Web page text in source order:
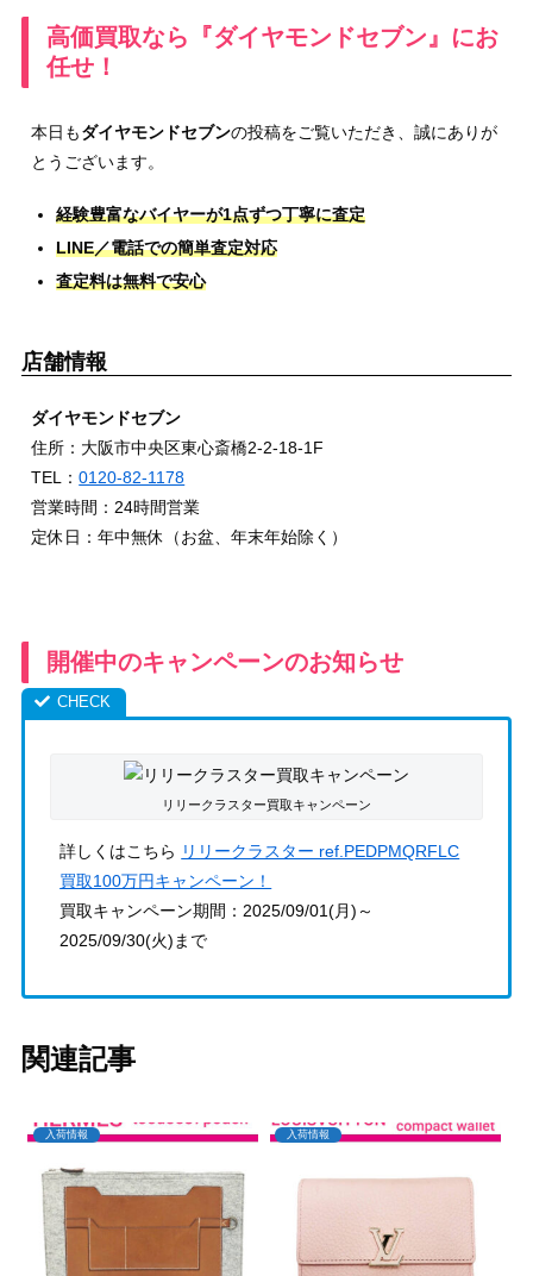
高価買取なら『ダイヤモンドセブン』にお
任せ！
本日もダイヤモンドセブンの投稿をご覧いただき、誠にありが
とうございます。
経験豊富なバイヤーが1点ずつ丁寧に査定
LINE／電話での簡単査定対応
査定料は無料で安心
店舗情報
ダイヤモンドセブン
住所：大阪市中央区東心斎橋2-2-18-1F
TEL：0120-82-1178
営業時間：24時間営業
定休日：年中無休（お盆、年末年始除く）
開催中のキャンペーンのお知らせ
リリークラスター買取キャンペーン
詳しくはこちら リリークラスター ref.PEDPMQRFLC
買取100万円キャンペーン！
買取キャンペーン期間：2025/09/01(月)～
2025/09/30(火)まで
関連記事
入荷情報 入荷情報